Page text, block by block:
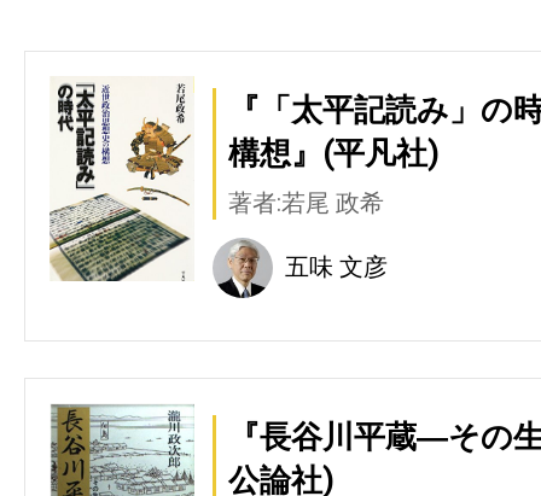
『「太平記読み」の
構想』(平凡社)
著者:若尾 政希
五味 文彦
『長谷川平蔵―その
公論社)